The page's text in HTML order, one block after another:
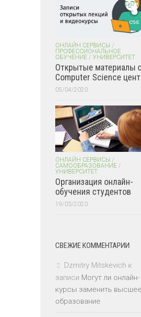
ОНЛАЙН СЕРВИСЫ /
ПРОФЕССИОНАЛЬНОЕ
ОБУЧЕНИЕ / УНИВЕРСИТЕТ
Открытые материалы
Computer Science
05/04/2020
ОНЛАЙН СЕРВИСЫ /
САМООБРАЗОВАНИЕ /
УНИВЕРСИТЕТ
Организация онлайн-
обучения студентов
19/03/2020
СВЕЖИЕ КОММЕНТАРИИ
Dzmitry Mitskevich к
записи Могут ли онлайн-
курсы заменить
образование